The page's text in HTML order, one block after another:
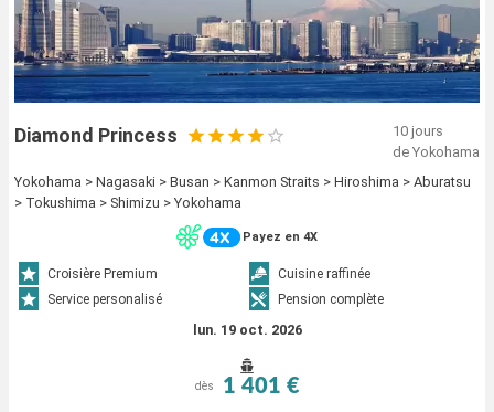
Diamond Princess
10 jours
de Yokohama
Yokohama > Nagasaki > Busan > Kanmon Straits > Hiroshima > Aburatsu
> Tokushima > Shimizu > Yokohama
Payez en 4X
Croisière Premium
Cuisine raffinée
Service personalisé
Pension complète
lun. 19 oct. 2026
dès 1 401 €